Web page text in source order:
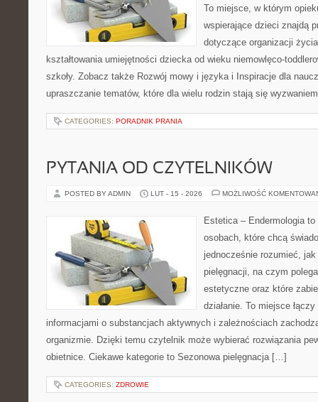
To miejsce, w którym
wspierające dzieci znajdą
dotyczące organizacji
kształtowania umiejętności dziecka od wieku niemowlęco-
szkoły. Zobacz także Rozwój mowy i języka i Inspiracje dla
upraszczanie tematów, które dla wielu rodzin stają się
CATEGORIES: PORADNIK PRANIA
PYTANIA OD CZYTELNIKÓW
POSTED BY ADMIN LUT - 15 - 2026 MOŻLIWOŚĆ
Estetica – Endermologia
osobach, które chcą
jednocześnie rozumieć, jak
pielęgnacji, na czym
estetyczne oraz które
działanie. To miejsce
informacjami o substancjach aktywnych i zależnościach
organizmie. Dzięki temu czytelnik może wybierać rozwiązania
obietnice. Ciekawe kategorie to Sezonowa pielęgnacja […]
CATEGORIES: ZDROWIE